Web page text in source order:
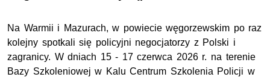
Na Warmii i Mazurach, w powiecie węgorzewskim po raz
kolejny spotkali się policyjni negocjatorzy z Polski i
zagranicy. W dniach 15 - 17 czerwca 2026 r. na terenie
Bazy Szkoleniowej w Kalu Centrum Szkolenia Policji w